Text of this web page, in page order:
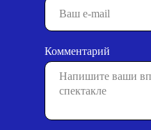
Комментарий